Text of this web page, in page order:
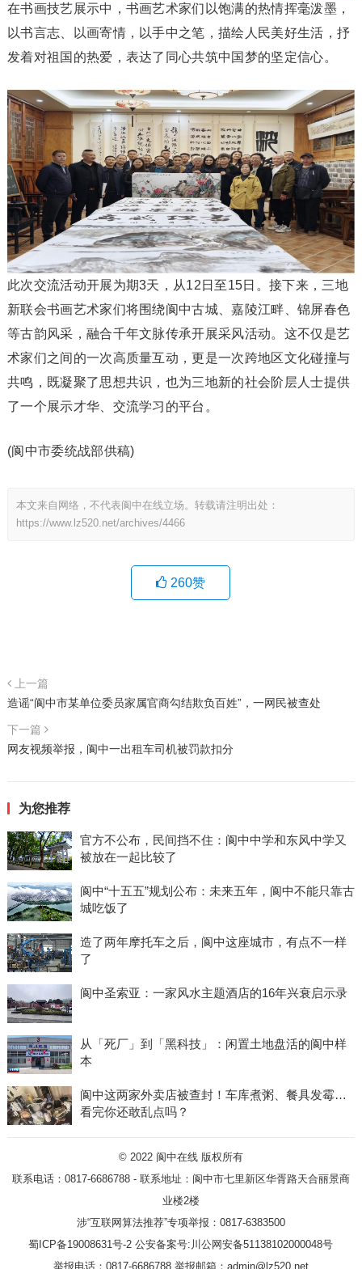
在书画技艺展示中，书画艺术家们以饱满的热情挥毫泼墨，
以书言志、以画寄情，以手中之笔，描绘人民美好生活，抒
发着对祖国的热爱，表达了同心共筑中国梦的坚定信心。
此次交流活动开展为期3天，从12日至15日。接下来，三地
新联会书画艺术家们将围绕阆中古城、嘉陵江畔、锦屏春色
等古韵风采，融合千年文脉传承开展采风活动。这不仅是艺
术家们之间的一次高质量互动，更是一次跨地区文化碰撞与
共鸣，既凝聚了思想共识，也为三地新的社会阶层人士提供
了一个展示才华、交流学习的平台。
(阆中市委统战部供稿)
本文来自网络，不代表阆中在线立场。转载请注明出处：
https://www.lz520.net/archives/4466
260赞
上一篇
造谣“阆中市某单位委员家属官商勾结欺负百姓”，一网民被查处
下一篇
网友视频举报，阆中一出租车司机被罚款扣分
为您推荐
官方不公布，民间挡不住：阆中中学和东风中学又
被放在一起比较了
阆中“十五五”规划公布：未来五年，阆中不能只靠古
城吃饭了
造了两年摩托车之后，阆中这座城市，有点不一样
了
阆中圣索亚：一家风水主题酒店的16年兴衰启示录
从「死厂」到「黑科技」：闲置土地盘活的阆中样
本
阆中这两家外卖店被查封！车库煮粥、餐具发霉…
看完你还敢乱点吗？
© 2022 阆中在线版权所有
联系电话：0817-6686788 - 联系地址：阆中市七里新区华胥路天合丽景商
业楼2楼
涉“互联网算法推荐”专项举报：0817-6383500
蜀ICP备19008631号-2 公安备案号:川公网安备51138102000048号
举报电话：0817-6686788 举报邮箱：admin@lz520.net